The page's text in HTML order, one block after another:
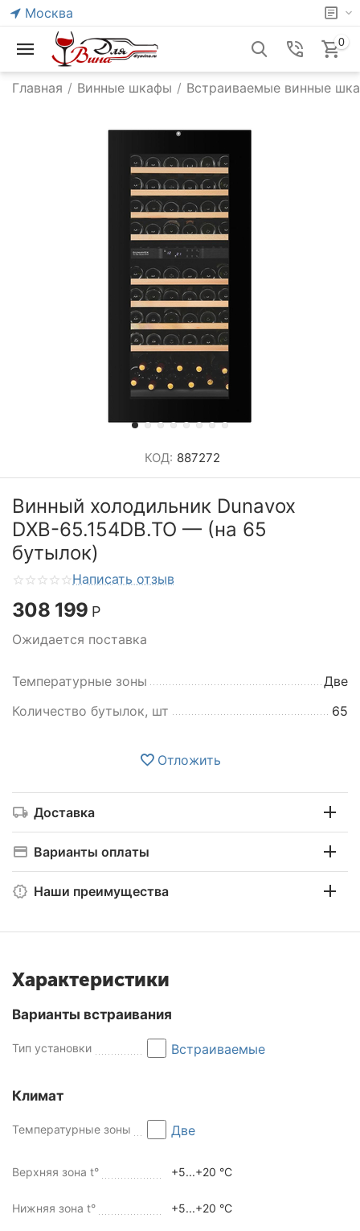
Москва
0
Главная / Винные шкафы / Встраиваемые винные
КОД: 887272
Винный холодильник Dunavox
DXB-65.154DB.TO — (на 65
бутылок)
Написать отзыв
308 199 Р
Ожидается поставка
Температурные зоны
Две
Количество бутылок, шт
65
Отложить
Доставка
Варианты оплаты
Наши преимущества
Характеристики
Варианты встраивания
Тип установки Встраиваемые
Климат
Температурные зоны Две
Верхняя зона t° +5...+20 °C
Нижняя зона t° +5...+20 °С